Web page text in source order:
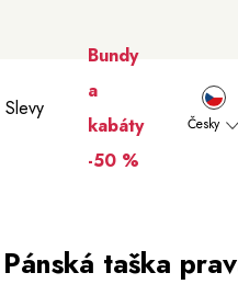
Slevy
Bundy
a
kabáty
-50 %
Česky
Pánská taška